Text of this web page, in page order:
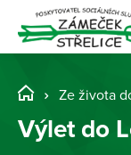
Ze života
Výlet do